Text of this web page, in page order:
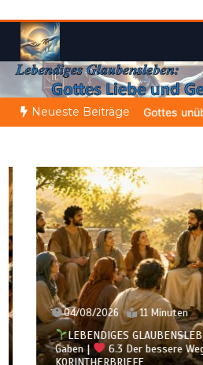
Inhalt
springen
Weisheiten der
Himmelwärts
Neueste Beiträge
unübertreffliche Macht
04/08/2026 11 Minuten
LEBENDIGES
Gaben |
6.3 Der bessere Weg |
KORINTHERBRIEFE